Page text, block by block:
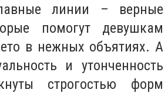
линии – верные
помогут девушкам
в нежных объятиях. А
и утонченность
строгостью форм